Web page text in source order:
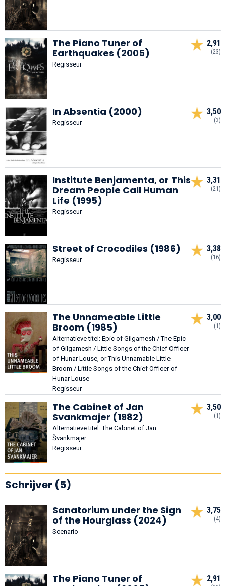
The Piano Tuner of
Earthquakes (2005)
Regisseur
2,91
(23)
In Absentia (2000)
Regisseur
3,50
(3)
Institute Benjamenta, or This
Dream People Call Human
Life (1995)
Regisseur
3,31
(21)
Street of Crocodiles (1986)
Regisseur
3,38
(16)
The Unnameable Little
Broom (1985)
Alternatieve titel: Epic of Gilgamesh / The Epic
of Gilgamesh / Little Songs of the Chief Officer
of Hunar Louse, or This Unnamable Little
Broom / Little Songs of the Chief Officer of
Hunar Louse
Regisseur
3,00
(1)
The Cabinet of Jan
Svankmajer (1982)
Alternatieve titel: The Cabinet of Jan
Švankmajer
Regisseur
3,50
(1)
Schrijver (5)
Sanatorium under the Sign
of the Hourglass (2024)
Scenario
3,75
(4)
The Piano Tuner of
2,91